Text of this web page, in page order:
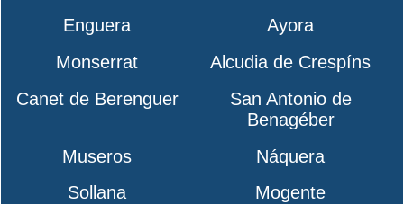
Enguera
Ayora
Monserrat
Alcudia de Crespíns
Canet de Berenguer
San Antonio de
Benagéber
Museros
Náquera
Sollana
Mogente